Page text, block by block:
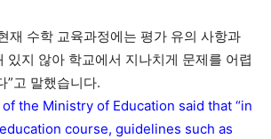
재 수학 교육과정에는 평가 유의 사항과
있지 않아 학교에서 지나치게 문제를 어렵
”고 말했습니다.
the Ministry of Education said that “in
course, guidelines such as